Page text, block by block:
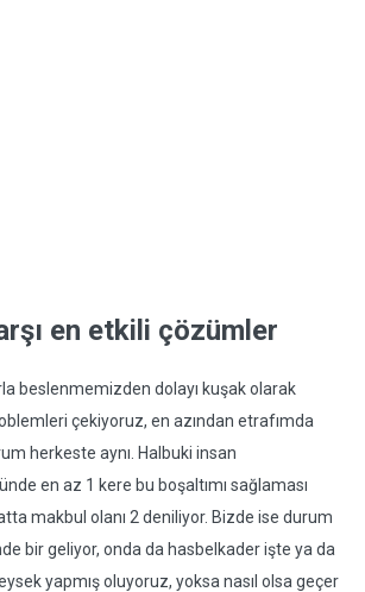
en etkili çözümler
beslenmemizden dolayı kuşak olarak
çekiyoruz, en azından etrafımda
herkeste aynı. Halbuki insan
en az 1 kere bu boşaltımı sağlaması
makbul olanı 2 deniliyor. Bizde ise durum
bir geliyor, onda da hasbelkader işte ya da
yapmış oluyoruz, yoksa nasıl olsa geçer